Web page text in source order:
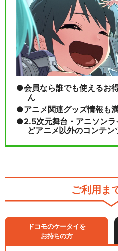
会員なら誰でも使えるお
ん
アニメ関連グッズ情報も
2.5次元舞台・アニソン
どアニメ以外のコンテン
ご利用ま
ドコモのケータイを
お持ちの方